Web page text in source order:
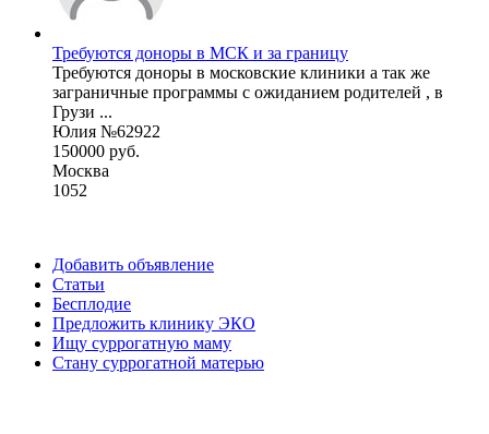
Требуются доноры в МСК и за границу
Требуются доноры в московские клиники а так же
заграничные программы с ожиданием родителей , в
Грузи ...
Юлия №62922
150000 руб.
Москва
1052
Добавить объявление
Статьи
Бесплодие
Предложить клинику ЭКО
Ищу суррогатную маму
Стану суррогатной матерью